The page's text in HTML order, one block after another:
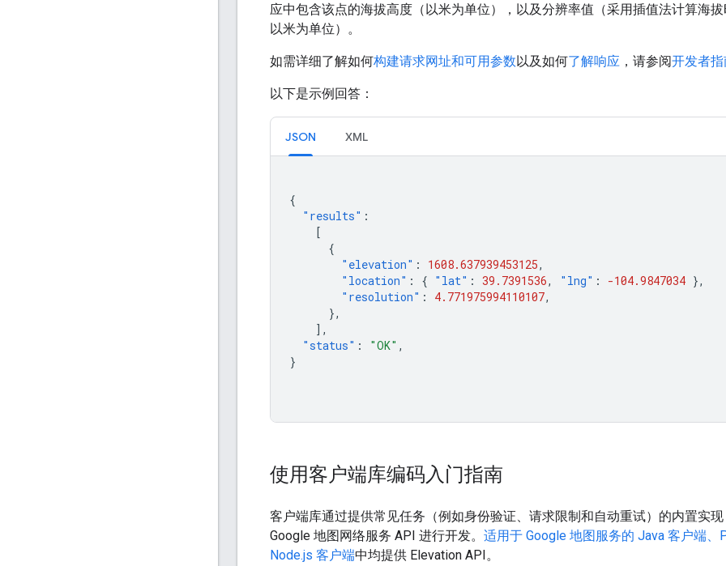
应中包含该点的海拔高度（以米为单位），以及分辨率值（采用插值法计算海
以米为单位）。
如需详细了解如何构建请求网址和可用参数以及如何了解响应 ，请参阅开发者
以下是示例回答：
JSON XML
{
"results" :
[
{
"elevation" : 1608.637939453125,
"location" : { "lat" : 39.7391536, "lng" : -104.9847034 },
"resolution" : 4.771975994110107,
},
],
"status" : "OK" ,
}
使用客户端库编码入门指南
客户端库通过提供常见任务（例如身份验证、请求限制和自动重试）的内置实
Google 地图网络服务 API 进行开发。 适用于 Google 地图服务的 Java 客户端、
Node.js 客户端中均提供 Elevation API。